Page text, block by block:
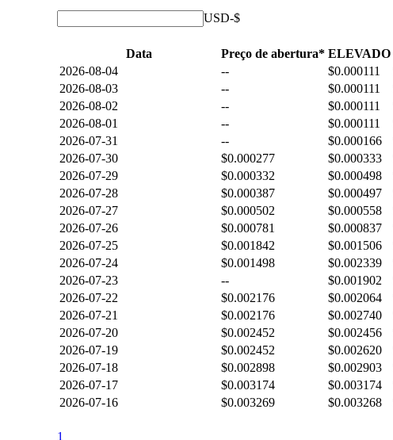
USD-$
Data Preço de abertura* ELEVADO
2026-08-04
-- $0.000111
2026-08-03
-- $0.000111
2026-08-02
-- $0.000111
2026-08-01
-- $0.000111
2026-07-31
-- $0.000166
2026-07-30
$0.000277 $0.000333
2026-07-29
$0.000332 $0.000498
2026-07-28
$0.000387 $0.000497
2026-07-27
$0.000502 $0.000558
2026-07-26
$0.000781 $0.000837
2026-07-25
$0.001842 $0.001506
2026-07-24
$0.001498 $0.002339
2026-07-23
-- $0.001902
2026-07-22
$0.002176 $0.002064
2026-07-21
$0.002176 $0.002740
2026-07-20
$0.002452 $0.002456
2026-07-19
$0.002452 $0.002620
2026-07-18
$0.002898 $0.002903
2026-07-17
$0.003174 $0.003174
2026-07-16
$0.003269 $0.003268
1